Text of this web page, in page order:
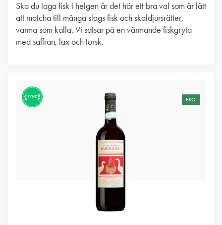
Ska du laga fisk i helgen är det här ett bra val som är lätt
att matcha till många slags fisk och skaldjursrätter,
varma som kalla. Vi satsar på en värmande fiskgryta
med saffran, lax och torsk.
FYND EKO